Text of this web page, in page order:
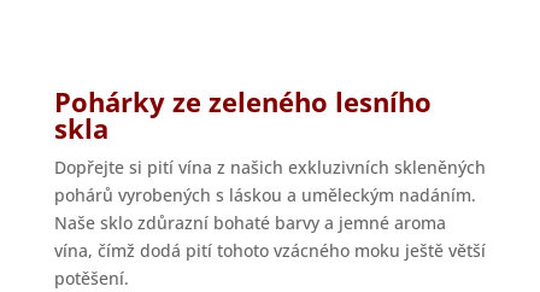
Pohárky ze zeleného lesního
skla
Dopřejte si pití vína z našich exkluzivních skleněných
pohárů vyrobených s láskou a uměleckým nadáním.
Naše sklo zdůrazní bohaté barvy a jemné aroma
vína, čímž dodá pití tohoto vzácného moku ještě větší
potěšení.